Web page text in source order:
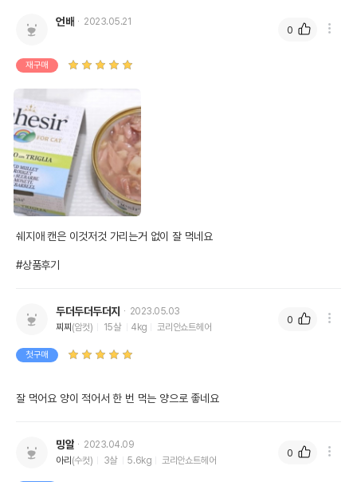
법에 의한 인증,허가 등을
받았음을 확인할수 있는
경우 그에 대한 사항
언배 2023.05.21
재구매
쉐지애 캔은 이것저것 가리는거 없이 잘 먹네요
#상품후기
0
두더두더두더지
2023.05.03
찌찌 (암컷) 15살 4kg 코리안쇼트헤어
첫구매
잘 먹어요 양이 적어서 한 번 먹는 양으로 좋네요
0
밍알
2023.04.09
아리 (수컷) 3살 5.6kg 코리안쇼트헤어
0